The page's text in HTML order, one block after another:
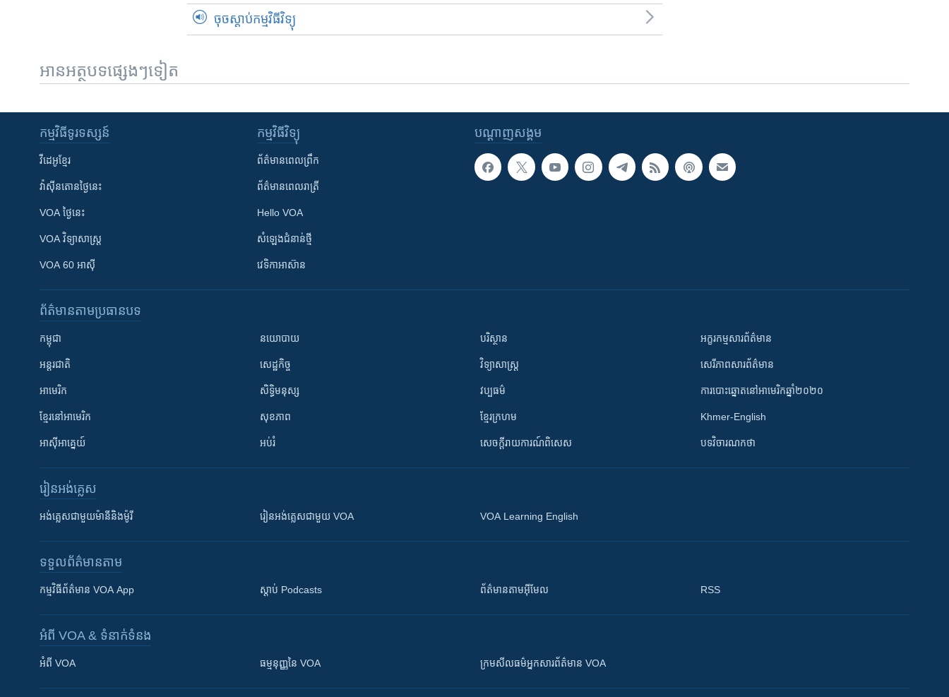
ចុចស្តាប់កម្មវិធីវិទ្យុ
អានអត្ថបទផ្សេងៗទៀត
បណ្តាញ​សង្គម
កម្មវិធី​ទូរទស្សន៍
វីដេអូ​ខ្មែរ
វ៉ាស៊ីនតោន​ថ្ងៃ​នេះ
VOA ថ្ងៃនេះ
VOA ​វិទ្យាសាស្ត្រ
VOA 60 អាស៊ី
កម្មវិធី​វិទ្យុ
ព័ត៌មាន​ពេល​ព្រឹក
ព័ត៌មាន​​ពេល​រាត្រី
Hello VOA
សំឡេង​ជំនាន់​ថ្មី
វេទិកា​អាស៊ាន
ព័ត៌មាន​តាមប្រធានបទ​
កម្ពុជា
អន្តរជាតិ
អាមេរិក
ខ្មែរ​នៅអាមេរិក
អាស៊ីអាគ្នេយ៍
នយោបាយ
សេដ្ឋកិច្ច
សិទ្ធិមនុស្ស
សុខភាព
អប់រំ
បរិស្ថាន
វិទ្យាសាស្រ្ត
វប្បធម៌
ខ្មែរក្រហម
សេចក្តីរាយការណ៍ពិសេស
អក្ខរកម្មសារព័ត៌មាន
សេរីភាពសារព័ត៌មាន
ការបោះឆ្នោតនៅអាមេរិកឆ្នាំ២០២០
Khmer-English
បទវិចារណកថា
រៀន​​អង់គ្លេស
អង់គ្លេស​ជាមួយ​ម៉ានី​និង​ម៉ូរី រៀន​​​​​​អង់គ្លេស​​ជាមួយ VOA VOA Learning English
ទទួល​ព័ត៌មាន​តាម
កម្មវិធី​ព័ត៌មាន VOA App ស្តាប់ Podcasts ព័ត៌មាន​តាម​អ៊ីមែល RSS
អំពី​ VOA & ទំនាក់ទំនង
អំពី​ VOA ធម្មនុញ្ញ​នៃ VOA ក្រម​​​សីលធម៌​​​អ្នក​​​សារព័ត៌មាន VOA